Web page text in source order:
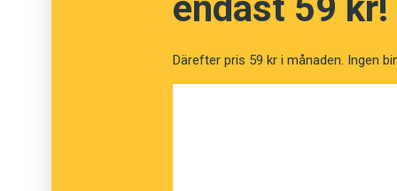
Sitter lugnt och stilla på bussen när
sett rätt. Detta anses alltså vara den
Därefter pris 59 kr i månaden. Ingen